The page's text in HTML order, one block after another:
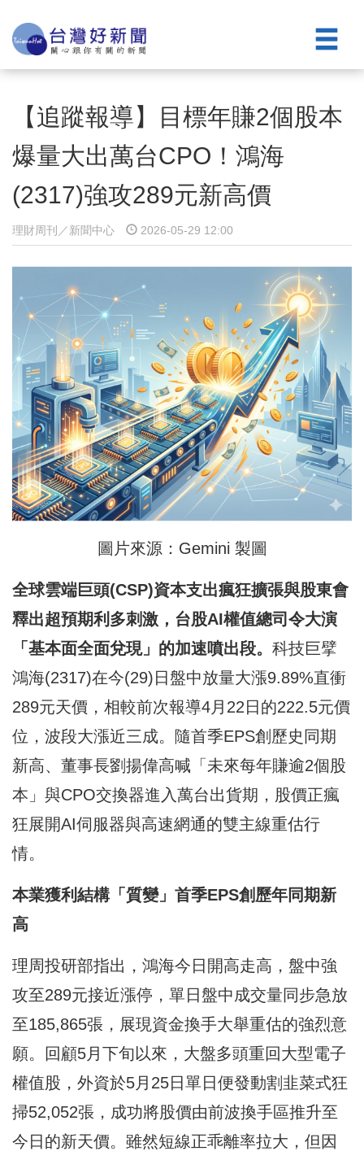
【追蹤報導】目標年賺2個股本
爆量大出萬台CPO！鴻海
(2317)強攻289元新高價
理財周刊／新聞中心 2026-05-29 12:00
圖片來源：Gemini 製圖
全球雲端巨頭(CSP)資本支出瘋狂擴張與股東會
釋出超預期利多刺激，台股AI權值總司令大演
「基本面全面兌現」的加速噴出段。 科技巨擘
鴻海(2317)在今(29)日盤中放量大漲9.89%直衝
289元天價，相較前次報導4月22日的222.5元價
位，波段大漲近三成。隨首季EPS創歷史同期
新高、董事長劉揚偉高喊「未來每年賺逾2個股
本」與CPO交換器進入萬台出貨期，股價正瘋
狂展開AI伺服器與高速網通的雙主線重估行
情。
本業獲利結構「質變」首季EPS創歷年同期新
高
理周投研部指出，鴻海今日開高走高，盤中強
攻至289元接近漲停，單日盤中成交量同步急放
至185,865張，展現資金換手大舉重估的強烈意
願。回顧5月下旬以來，大盤多頭重回大型電子
權值股，外資於5月25日單日便發動割韭菜式狂
掃52,052張，成功將股價由前波換手區推升至
今日的新天價。雖然短線正乖離率拉大，但因